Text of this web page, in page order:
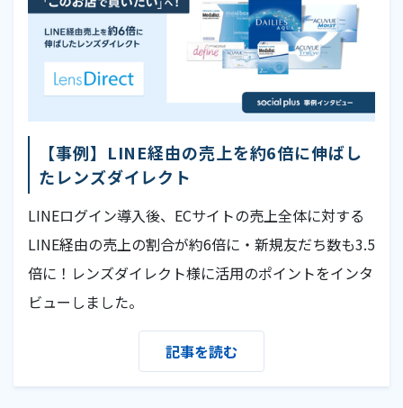
【事例】LINE経由の売上を約6倍に伸ばし
たレンズダイレクト
LINEログイン導入後、ECサイトの売上全体に対する
LINE経由の売上の割合が約6倍に・新規友だち数も3.5
倍に！レンズダイレクト様に活用のポイントをインタ
ビューしました。
記事を読む